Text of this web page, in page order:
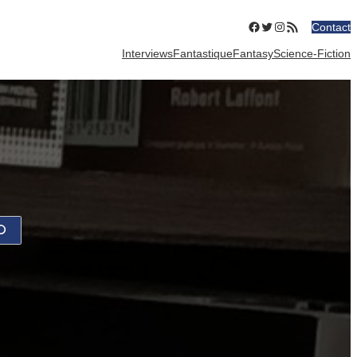
Facebook
Twitter
Instagram
Flux RSSContact
InterviewsFantastiqueFantasyScience-Fiction